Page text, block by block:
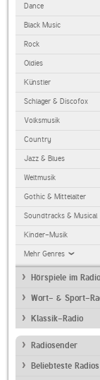
Dance
Black Music
Rock
Oldies
Künstler
Schlager & Discofox
Volksmusik
Country
Jazz & Blues
Weltmusik
Gothic & Mittelalter
Soundtracks & Musical
Kinder-Musik
Mehr Genres
Hörspiele im Radio
Wort- & Sport-
Klassik-Radio
Radiosender
Beliebteste Radios